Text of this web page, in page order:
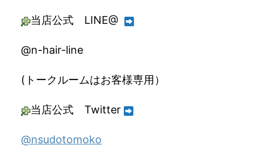
当店公式 LINE@
@n-hair-line
(トークルームはお客様専用）
当店公式 Twitter
@nsudotomoko